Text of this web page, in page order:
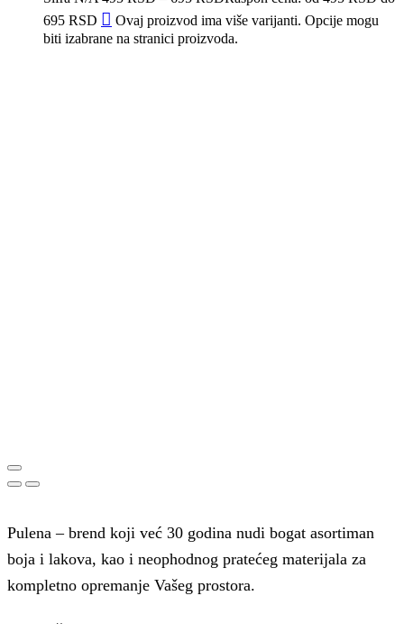
695 RSD
Ovaj proizvod ima više varijanti. Opcije mogu
biti izabrane na stranici proizvoda.
Pulena – brend koji već 30 godina nudi bogat asortiman
boja i lakova, kao i neophodnog pratećeg materijala za
kompletno opremanje Vašeg prostora.